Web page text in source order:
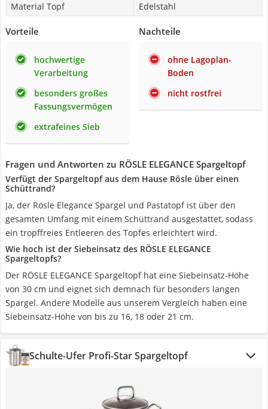
Material Topf
Edelstahl
Vorteile
hochwertige
Verarbeitung
besonders großes
Fassungsvermögen
extrafeines Sieb
Nachteile
ohne Lagoplan-
Boden
nicht rostfrei
Fragen und Antworten zu RÖSLE ELEGANCE Spargeltopf
Verfügt der Spargeltopf aus dem Hause Rösle über einen
Schüttrand?
Ja, der Rösle Elegance Spargel und Pastatopf ist über den
gesamten Umfang mit einem Schüttrand ausgestattet, sodass
ein tropffreies Entleeren des Topfes erleichtert wird.
Wie hoch ist der Siebeinsatz des RÖSLE ELEGANCE
Spargeltopfs?
Der RÖSLE ELEGANCE Spargeltopf hat eine Siebeinsatz-Höhe
von 30 cm und eignet sich demnach für besonders langen
Spargel. Andere Modelle aus unserem Vergleich haben eine
Siebeinsatz-Höhe von bis zu 16, 18 oder 21 cm.
Schulte-Ufer Profi-Star Spargeltopf